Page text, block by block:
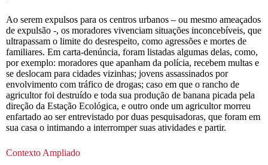
Ao serem expulsos para os centros urbanos – ou mesmo ameaçados
de expulsão -, os moradores vivenciam situações inconcebíveis, que
ultrapassam o limite do desrespeito, como agressões e mortes de
familiares. Em carta-denúncia, foram listadas algumas delas, como,
por exemplo: moradores que apanham da polícia, recebem multas e
se deslocam para cidades vizinhas; jovens assassinados por
envolvimento com tráfico de drogas; caso em que o rancho de
agricultor foi destruído e toda sua produção de banana picada pela
direção da Estação Ecológica, e outro onde um agricultor morreu
enfartado ao ser entrevistado por duas pesquisadoras, que foram em
sua casa o intimando a interromper suas atividades e partir.
Contexto Ampliado